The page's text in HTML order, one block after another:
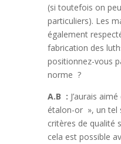
(si toutefois on
particuliers). Les
également
fabrication des
positionnez-vous
norme ?
A.B : J’aurais
étalon-or », un tel
critères de qualité
cela est possible